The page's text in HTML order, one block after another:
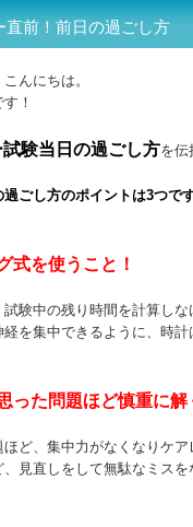
前！前日の過ごし方
んにちは。
！
験当日の過ごし方を伝
ごし方のポイントは3つで
式を使うこと！
験中の残り時間を計算しな
を集中できるように、時
った問題ほど慎重に解
ど、集中力がなくなりケ
見直しをして無駄なミスを